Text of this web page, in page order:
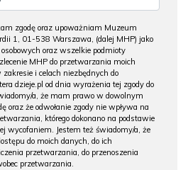
zgodę oraz upoważniam Muzeum
1, 01-538 Warszawa, (dalej MHP) jako
oraz wszelkie podmioty
MHP do przetwarzania moich
i celach niezbędnych do
dzieje.pl od dnia wyrażenia tej zgody do
a, że mam prawo w dowolnym
oraz że odwołanie zgody nie wpływa na
którego dokonano na podstawie
wycofaniem. Jestem też świadomy/a, że
do moich danych, do ich
przetwarzania, do przenoszenia
przetwarzania.